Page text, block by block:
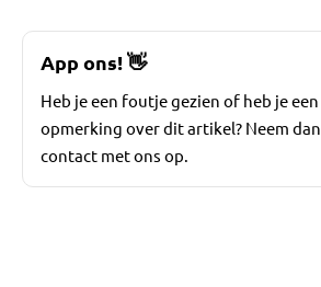
App ons!👋
Heb je een foutje gezien of heb je een
opmerking over dit artikel? Neem dan
contact met ons op.